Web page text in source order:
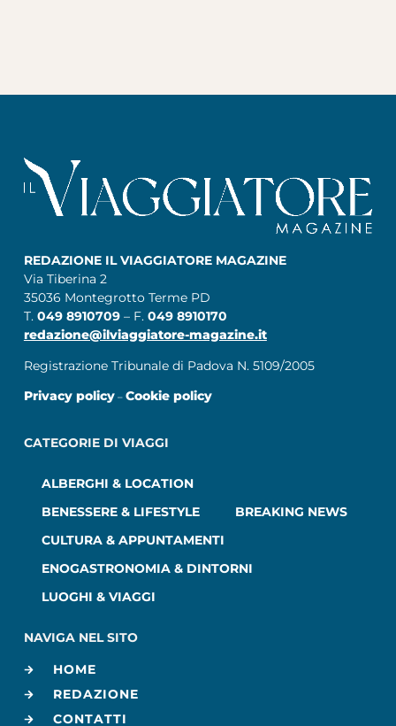
REDAZIONE IL VIAGGIATORE MAGAZINE
Via Tiberina 2
35036 Montegrotto Terme PD
T. 049 8910709 – F. 049 8910170
redazione@ilviaggiatore-magazine.it
Registrazione Tribunale di Padova N. 5109/2005
Privacy policy– Cookie policy
CATEGORIE DI VIAGGI
ALBERGHI & LOCATION
BENESSERE & LIFESTYLE
BREAKING NEWS
CULTURA & APPUNTAMENTI
ENOGASTRONOMIA & DINTORNI
LUOGHI & VIAGGI
NAVIGA NEL SITO
HOME
REDAZIONE
CONTATTI